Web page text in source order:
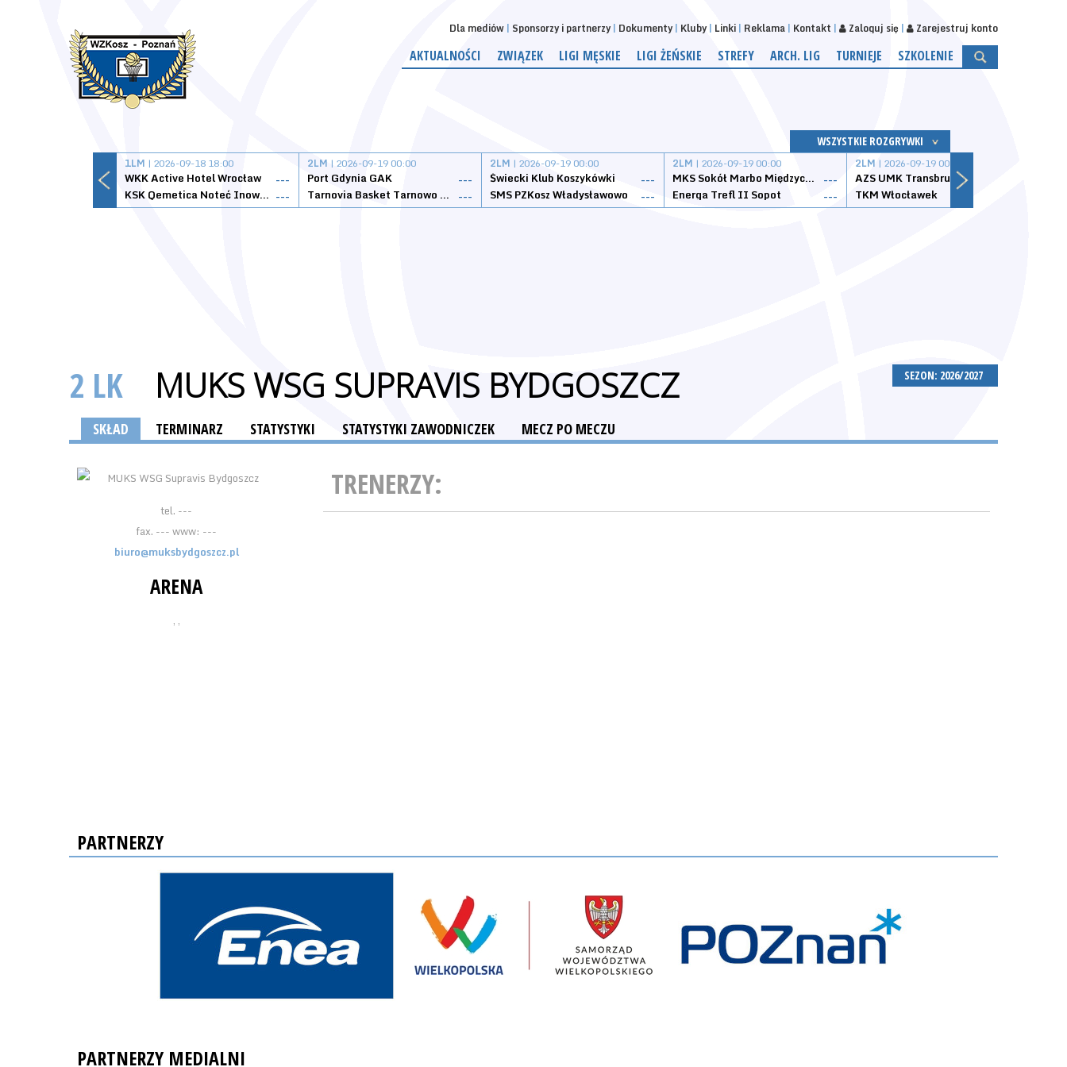
Dla mediów Sponsorzy i partnerzy Dokumenty Kluby Linki Reklama Kontakt Zaloguj się Zarejestruj konto
AKTUALNOŚCI ZWIĄZEK LIGI MĘSKIE LIGI ŻEŃSKIE STREFY ARCH. LIG TURNIEJE SZKOLENIE
WSZYSTKIE ROZGRYWKI
1LM | 2026-09-18 18:00
WKK Active Hotel Wrocław
---
KSK Qemetica Noteć Inowrocław ---
2LM | 2026-09-19 00:00
Port Gdynia GAK
---
Tarnovia Basket Tarnowo Podgórne ---
2LM | 2026-09-19 00:00
Świecki Klub Koszykówki
---
SMS PZKosz Władysławowo
---
2LM | 2026-09-19 00:00
MKS Sokół Marbo Międzychód ---
Energa Trefl II Sopot
---
2LM | 2026-09-19 00:00
AZS UMK Transbruk Toruń
TKM Włocławek
SEZON: 2026/2027
2 LK MUKS WSG SUPRAVIS BYDGOSZCZ
SKŁAD TERMINARZ STATYSTYKI STATYSTYKI ZAWODNICZEK MECZ PO MECZU
tel. ---
fax. --- www: ---
biuro@muksbydgoszcz.pl
ARENA
, ,
TRENERZY:
PARTNERZY
PARTNERZY MEDIALNI